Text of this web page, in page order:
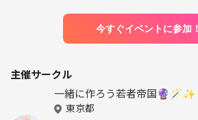
今すぐイベントに参加
主催サークル
一緒に作ろう若者帝国🔮🪄︎︎✨
東京都